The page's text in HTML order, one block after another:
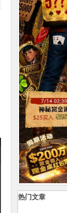
热门文章